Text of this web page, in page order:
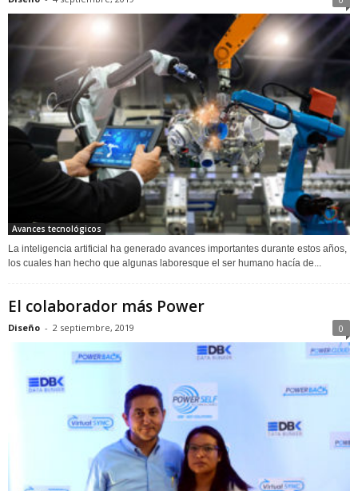
Avances tecnológicos
La inteligencia artificial ha generado avances importantes durante estos años,
los cuales han hecho que algunas laboresque el ser humano hacía de...
El colaborador más Power
Diseño - 2 septiembre, 2019 0